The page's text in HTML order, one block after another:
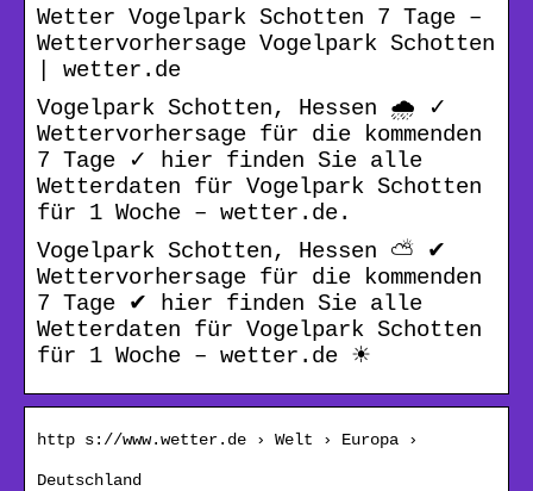
Wetter Vogelpark Schotten 7 Tage –
Wettervorhersage Vogelpark Schotten
| wetter.de
Vogelpark Schotten, Hessen 🌧️ ✓
Wettervorhersage für die kommenden
7 Tage ✓ hier finden Sie alle
Wetterdaten für Vogelpark Schotten
für 1 Woche – wetter.de.
Vogelpark Schotten, Hessen ⛅ ✔
Wettervorhersage für die kommenden
7 Tage ✔ hier finden Sie alle
Wetterdaten für Vogelpark Schotten
für 1 Woche – wetter.de ☀
http s://www.wetter.de › Welt › Europa ›
Deutschland